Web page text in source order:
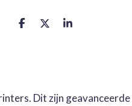
D
D
S
Dit zijn